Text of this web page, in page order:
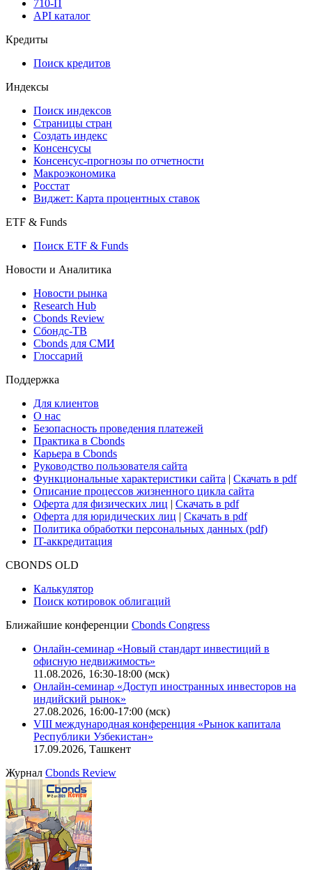
API
API and Data Feed
API каталог
Кредиты
Поиск кредитов
Индексы
Поиск индексов
Страницы стран
Создать индекс
Консенсусы
Консенсус-прогнозы по отчетности
Макроэкономика
Виджет: Карта процентных ставок
ETF & Funds
Поиск ETF & Funds
Новости и Аналитика
Новости рынка
Research Hub
Cbonds Review
Сбондс-ТВ
Глоссарий
Поддержка
Для клиентов
О нас
Безопасность проведения платежей
Практика в Cbonds
Карьера в Cbonds
Руководство пользователя сайта
Функциональные характеристики сайта|Скачать в pdf
Описание процессов жизненного цикла сайта
Оферта для физических лиц
Оферта для юридических лиц
IT-аккредитация
Поиск котировок облигаций
Ближайшие конференцииCbonds Congress
Онлайн-семинар «Новый стандарт инвестиций в
офисную недвижимость»
11.08.2026, 16:30-18:00 (мск)
Онлайн-семинар «Доступ иностранных инвесторов на
индийский рынок»
VIII международная конференция «Рынок капитала
Республики Узбекистан»
17.09.2026, Ташкент
ЖурналCbonds Review